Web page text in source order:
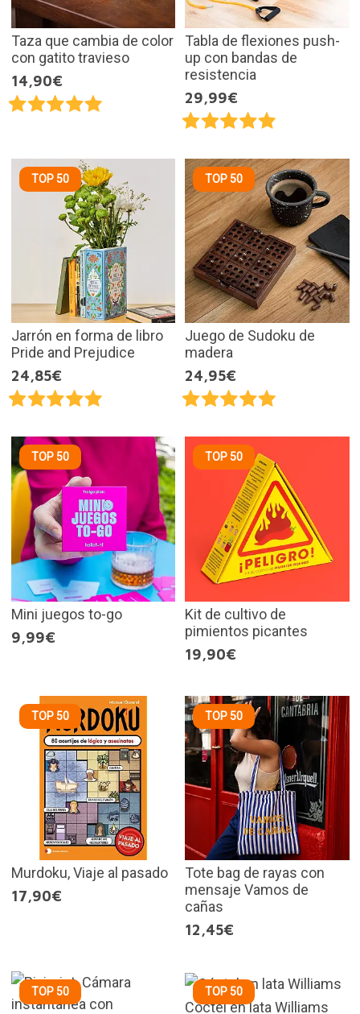
Taza que cambia de color
con gatito travieso
14,90€
Tabla de flexiones push-
up con bandas de
resistencia
29,99€
TOP 50
Jarrón en forma de libro
Pride and Prejudice
24,85€
TOP 50
Juego de Sudoku de
madera
24,95€
TOP 50
Mini juegos to-go
9,99€
TOP 50
Kit de cultivo de
pimientos picantes
19,90€
TOP 50
Murdoku, Viaje al pasado
17,90€
TOP 50
Tote bag de rayas con
mensaje Vamos de
cañas
12,45€
TOP 50 TOP 50
Cóctel en lata Williams